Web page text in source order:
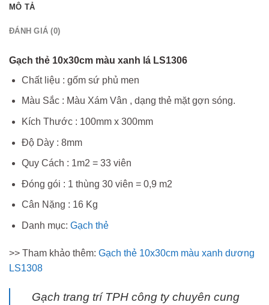
MÔ TẢ
ĐÁNH GIÁ (0)
Gạch thẻ 10x30cm màu xanh lá LS1306
Chất liệu : gốm sứ phủ men
Màu Sắc : Màu Xám Vân , dạng thẻ mặt gợn sóng.
Kích Thước : 100mm x 300mm
Độ Dày : 8mm
Quy Cách : 1m2 = 33 viên
Đóng gói : 1 thùng 30 viên = 0,9 m2
Cân Nặng : 16 Kg
Danh mục: Gạch thẻ
>> Tham khảo thêm: Gạch thẻ 10x30cm màu xanh dương
LS1308
Gạch trang trí TPH công ty chuyên cung